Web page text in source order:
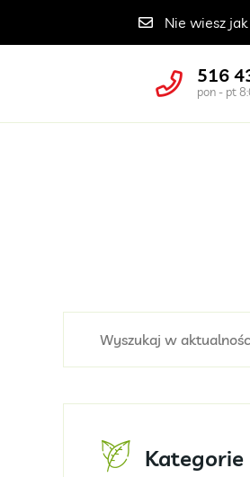
Catering dla szkół,
Nie wiesz
516
pon - pt
Kategorie